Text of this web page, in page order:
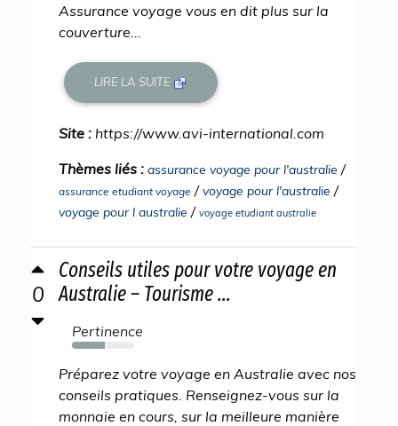
Assurance voyage vous en dit plus sur la
couverture...
LIRE LA SUITE
Site : https://www.avi-international.com
Thèmes liés : assurance voyage pour l'australie /
assurance etudiant voyage /voyage pour l'australie /
voyage pour l australie / voyage etudiant australie
0
Conseils utiles pour votre voyage en
Australie – Tourisme ...
Pertinence
53%
Préparez votre voyage en Australie avec nos
conseils pratiques. Renseignez-vous sur la
monnaie en cours, sur la meilleure manière